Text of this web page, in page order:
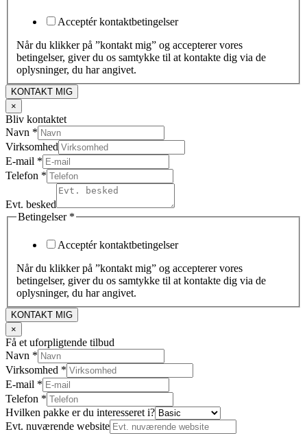
Acceptér kontaktbetingelser
Når du klikker på ”kontakt mig” og accepterer vores
betingelser, giver du os samtykke til at kontakte dig via de
oplysninger, du har angivet.
KONTAKT MIG
×
Bliv kontaktet
Navn *
Virksomhed
E-mail *
Telefon *
Evt. besked
Betingelser *
Acceptér kontaktbetingelser
Når du klikker på ”kontakt mig” og accepterer vores
betingelser, giver du os samtykke til at kontakte dig via de
oplysninger, du har angivet.
KONTAKT MIG
×
Få et uforpligtende tilbud
Navn *
Evt.
website
du
Virksomhed *
E-mail *
Telefon *
Hvilken pakke er du interesseret i?
Evt. nuværende website